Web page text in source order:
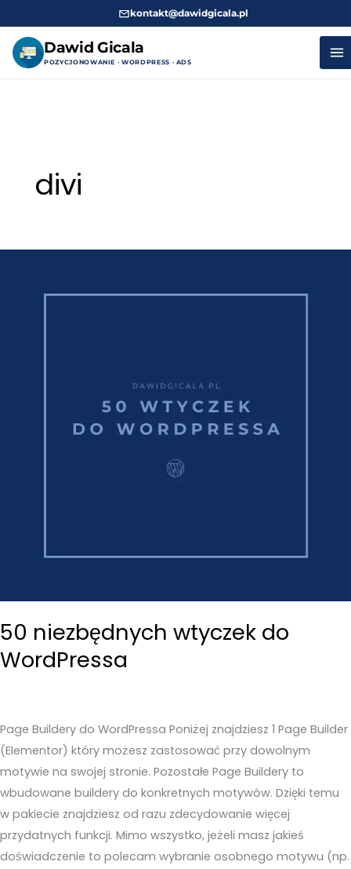
kontakt@dawidgicala.pl
Dawid Gicala
POZYCJONOWANIE · WORDPRESS · ADS
divi
50 niezbędnych wtyczek do
WordPressa
Page Buildery do WordPressa Poniżej znajdziesz 1 Page Builder
(Elementor) który możesz zastosować przy dowolnym
motywie na swojej stronie. Pozostałe Page Buildery to
wbudowane buildery do konkretnych motywów. Dzięki temu
w pakiecie znajdziesz od razu zdecydowanie więcej
przydatnych funkcji. Mimo wszystko, jeżeli masz jakieś
doświadczenie to polecam wybranie osobnego motywu (np.